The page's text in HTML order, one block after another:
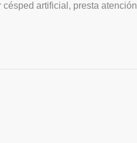
artificial, presta atención